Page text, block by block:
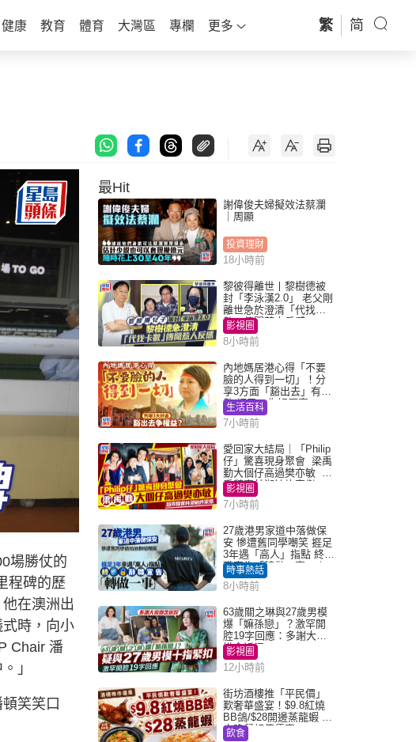
健康 教育 體育 大灣區 專欄 更多 繁 简
場勝仗的
程碑的歷
在澳洲出
時，向小
Chair 潘
」
笑笑口
最Hit
謝偉俊夫婦擬效法蔡瀾
｜周顯
投資理財
18小時前
黎彼得離世丨黎樹德被
封「李泳漢2.0」 老父剛
離世急於澄清「代找卡
數」傳聞惹人反感
影視圈
8小時前
內地媽居港心得「不要
臉的人得到一切」！分
享3方面「豁出去」有著
數 網民：你好厲害
生活百科
7小時前
愛回家大結局｜「Philip
仔」驚喜現身聚會 梁禹
勤大個仔高過樊亦敏 超
乖黐實林淑敏許家傑
影視圈
7小時前
27歲港男家道中落做保
安 慘遭舊同學嘲笑 捱足
3年遇「高人」指點 終辭
職宣告「轉做一事」｜
Juicy叮
時事熱話
8小時前
63歲關之琳與27歲男模
爆「嫲孫戀」？激罕開
腔19字回應：多謝大家
掛念近況
影視圈
12小時前
街坊酒樓推「平民價」
歎奢華盛宴！$9.8紅燒
BB鴿/$28開邊蒸龍蝦 3
大晚餐超值優惠
飲食